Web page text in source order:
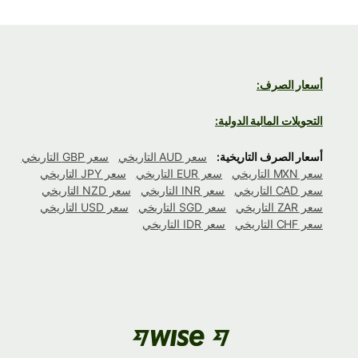
أسعار الصرف:
التحويلات المالية الدولية:
أسعار الصرف التاريخية: سعر AUD التاريخي
سعر GBP التاريخي
سعر MXN التاريخي
سعر EUR التاريخي
سعر JPY التاريخي
سعر CAD التاريخي
سعر INR التاريخي
سعر NZD التاريخي
سعر ZAR التاريخي
سعر SGD التاريخي
سعر USD التاريخي
سعر CHF التاريخي
سعر IDR التاريخي